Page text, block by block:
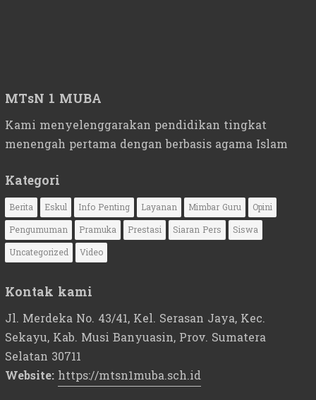
MTsN 1 MUBA
Kami menyelenggarakan pendidikan tingkat
menengah pertama dengan berbasis agama Islam
Kategori
Berita Eskul Info Penting Layanan Mimbar Guru
Opini
Pengumuman
Pramuka Prestasi Siaran Pers
Siswa
Uncategorized
Video
Kontak kami
Jl. Merdeka No. 43/41, Kel. Serasan Jaya, Kec.
Sekayu, Kab. Musi Banyuasin, Prov. Sumatera
Selatan 30711
Website: https://mtsn1muba.sch.id